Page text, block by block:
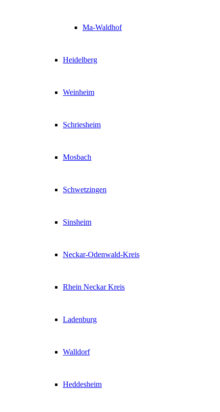
Ma-Waldhof
Heidelberg
Weinheim
Schriesheim
Mosbach
Schwetzingen
Sinsheim
Neckar-Odenwald-Kreis
Rhein Neckar Kreis
Ladenburg
Walldorf
Heddesheim